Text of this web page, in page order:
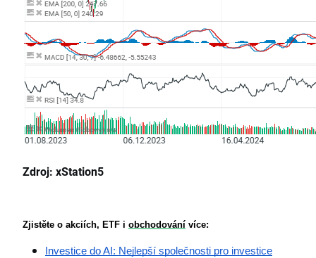
Zdroj: xStation5
Zjistěte o akciích, ETF i obchodování více:
Investice do AI: Nejlepší společnosti pro investice